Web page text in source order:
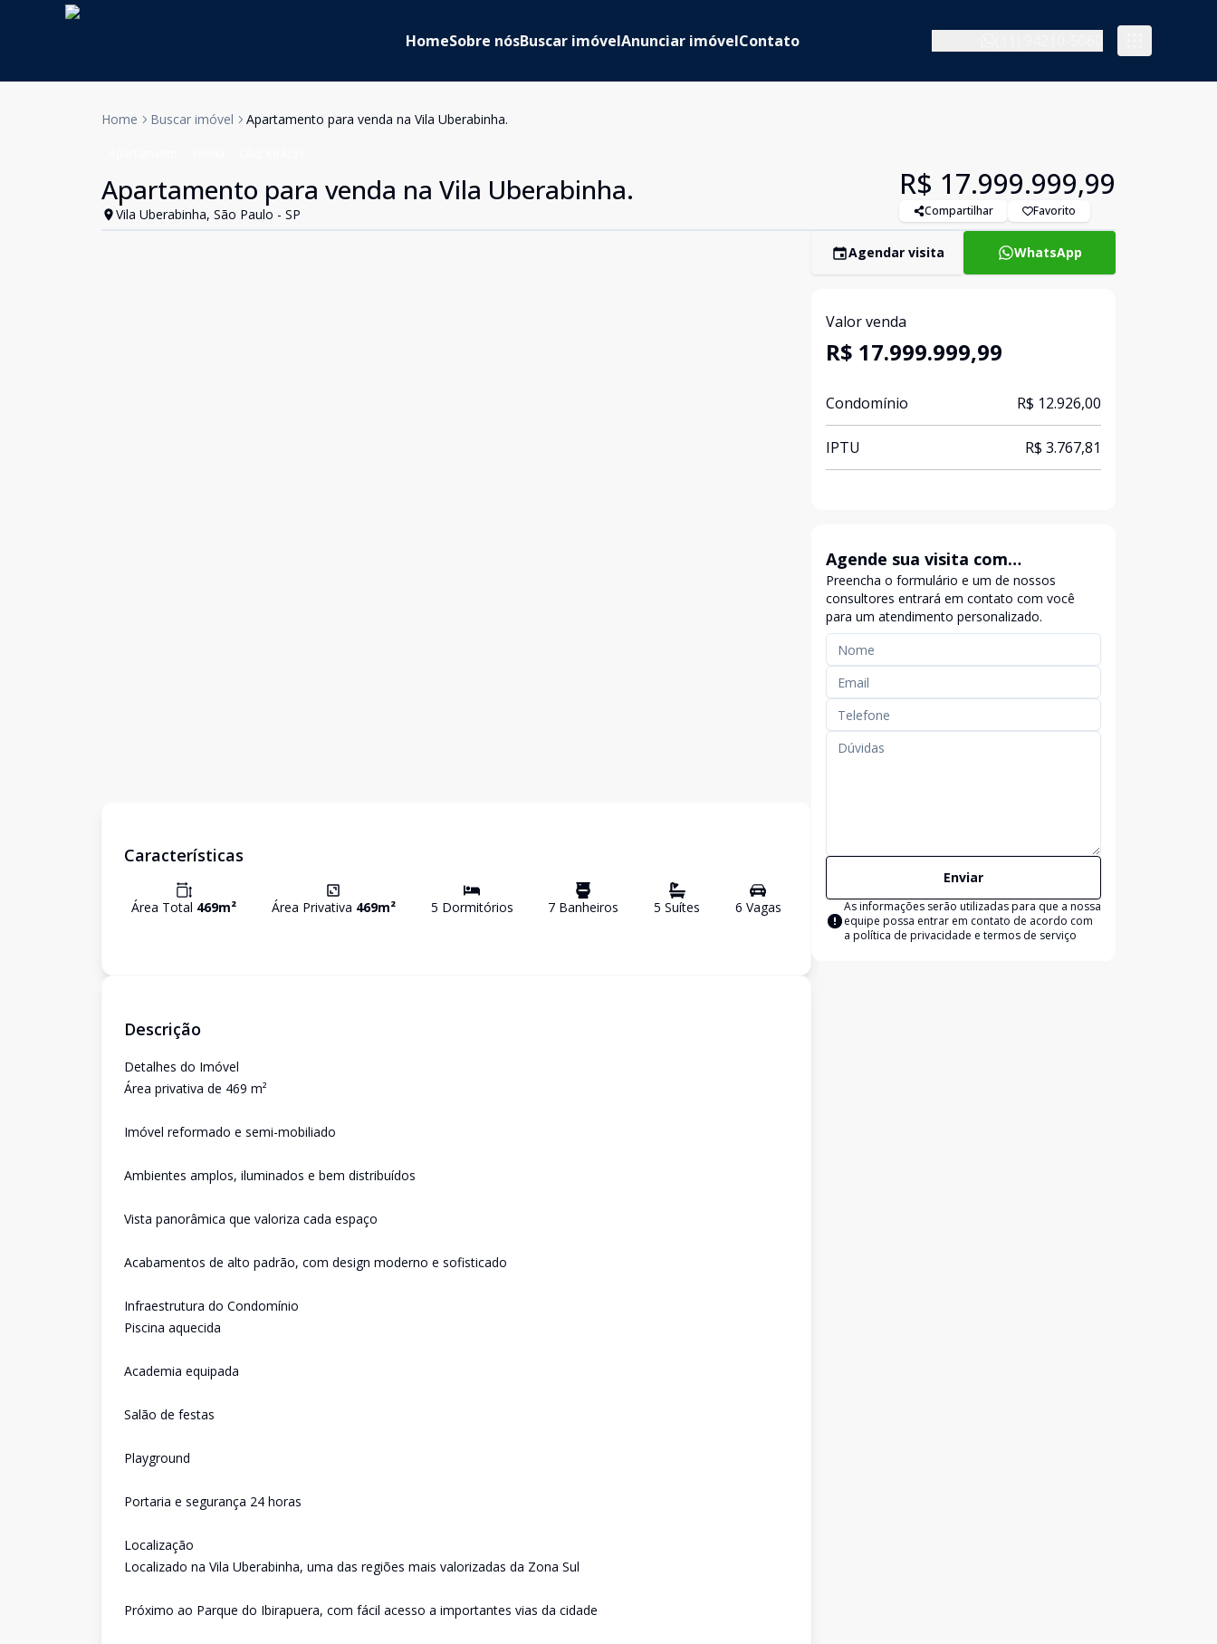
HomeSobre nósBuscar imóvelAnunciar imóvelContato
Home Buscar imóvel Apartamento para venda na Vila Uberabinha.
Apartamento para venda na Vila Uberabinha.
Vila Uberabinha, São Paulo - SP
R$ 17.999.999,99
Compartilhar Favorito
Características
Área Total 469m² Área Privativa 469m² 5 Dormitórios 7 Banheiros 5 Suítes 6 Vagas
Descrição
Detalhes do Imóvel
Área privativa de 469 m²
Imóvel reformado e semi-mobiliado
Ambientes amplos, iluminados e bem distribuídos
Vista panorâmica que valoriza cada espaço
Acabamentos de alto padrão, com design moderno e sofisticado
Infraestrutura do Condomínio
Piscina aquecida
Academia equipada
Salão de festas
Playground
Portaria e segurança 24 horas
Localização
Localizado na Vila Uberabinha, uma das regiões mais valorizadas da Zona Sul
Próximo ao Parque do Ibirapuera, com fácil acesso a importantes vias da cidade
Agendar visita WhatsApp
Valor venda
R$ 17.999.999,99
Condomínio R$ 12.926,00
IPTU R$ 3.767,81
Agende sua visita com
exclusividade
Preencha o formulário e um de nossos
consultores entrará em contato com você
para um atendimento personalizado.
Enviar
As informações serão utilizadas para que a nossa
equipe possa entrar em contato de acordo com
a política de privacidade e termos de serviço